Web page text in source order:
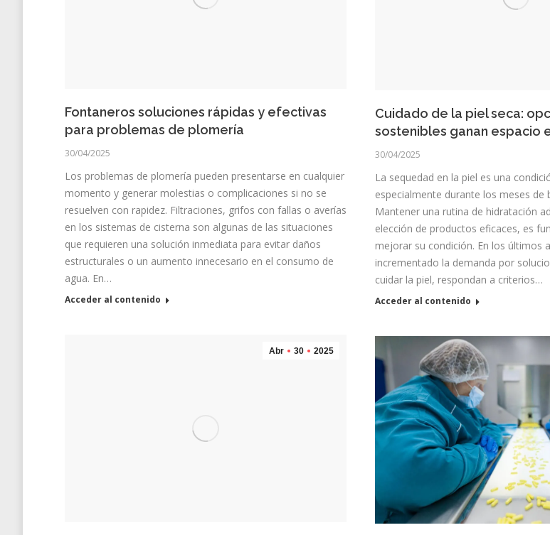
Fontaneros soluciones rápidas y efectivas
para problemas de plomería
30/04/2025
Los problemas de plomería pueden presentarse en cualquier
momento y generar molestias o complicaciones si no se
resuelven con rapidez. Filtraciones, grifos con fallas o averías
en los sistemas de cisterna son algunas de las situaciones
que requieren una solución inmediata para evitar daños
estructurales o un aumento innecesario en el consumo de
agua. En…
Acceder al contenido
Cuidado de la piel seca:
sostenibles ganan espacio
30/04/2025
La sequedad en la piel es una
especialmente durante los meses de
Mantener una rutina de hidratación
elección de productos eficaces, es
mejorar su condición. En los últimos
incrementado la demanda por
cuidar la piel, respondan a criterios…
Acceder al contenido
Abr 30 2025